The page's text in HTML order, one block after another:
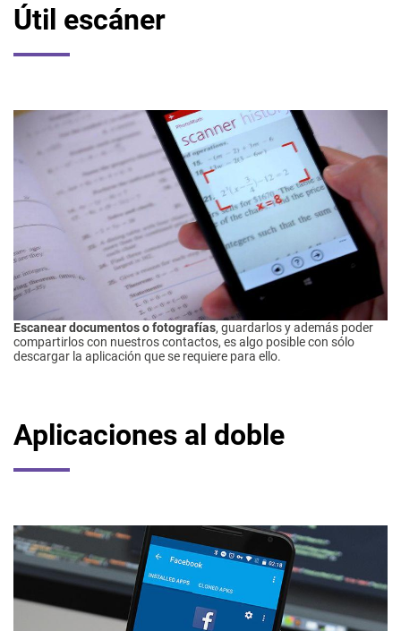
Útil escáner
Escanear documentos o fotografías, guardarlos y además poder
compartirlos con nuestros contactos, es algo posible con sólo
descargar la aplicación que se requiere para ello.
Aplicaciones al doble